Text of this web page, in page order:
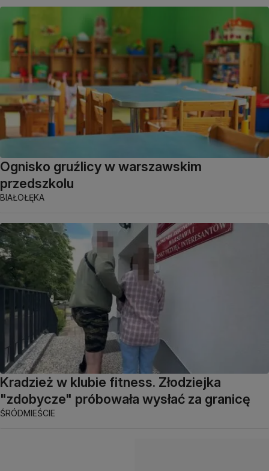
Ognisko gruźlicy w warszawskim
przedszkolu
BIAŁOŁĘKA
Kradzież w klubie fitness. Złodziejka
"zdobycze" próbowała wysłać za granicę
ŚRÓDMIEŚCIE